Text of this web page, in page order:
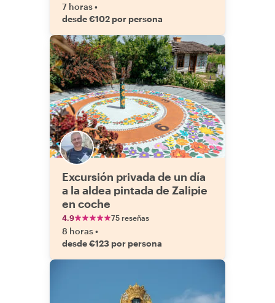
7 horas•
desde €102 por persona
Excursión privada de un día
a la aldea pintada de Zalipie
en coche
4.9 75 reseñas
8 horas•
desde €123 por persona